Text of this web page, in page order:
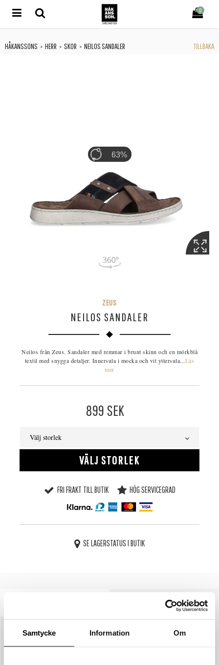
Samtycke Information Om
0
HÅKANSSONS > HERR > SKOR > NEILOS SANDALER TILLBAKA
71%
ZEUS
NEILOS SANDALER
Neilos från Zeus. Sandaler med remmar i brunt skinn och en mörkblå
textil med snygga detaljer. Innersula i mocka och vit yttersula...Läs
mer
899 SEK
Välj storlek
VÄLJ STORLEK
FRI FRAKT TILL BUTIK HÖG SERVICEGRAD
SE LAGERSTATUS I BUTIK
SPECIFIKATIONER
STORLEKSGUIDE